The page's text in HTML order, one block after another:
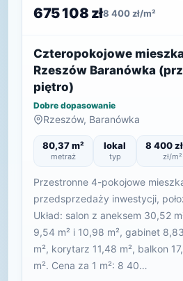
675 108 zł8 400 zł/m²
Czteropokojowe
Rzeszów Baranówka
piętro)
Dobre dopasowanie
Rzeszów, Baranówka
80,37 m²
metraż
lokal
typ
8 400
zł/m²
Przestronne 4-pokojowe
przedsprzedaży inwestycji,
Układ: salon z aneksem 30,52
9,54 m² i 10,98 m², gabinet
m², korytarz 11,48 m², balkon
m². Cena za 1 m²: 8 40…